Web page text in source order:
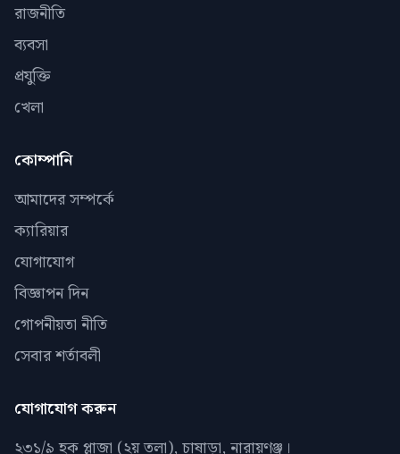
রাজনীতি
ব্যবসা
প্রযুক্তি
খেলা
কোম্পানি
আমাদের সম্পর্কে
ক্যারিয়ার
যোগাযোগ
বিজ্ঞাপন দিন
গোপনীয়তা নীতি
সেবার শর্তাবলী
যোগাযোগ করুন
২৩১/৯ হক প্লাজা (২য় তলা), চাষাড়া, নারায়ণঞ্জ।